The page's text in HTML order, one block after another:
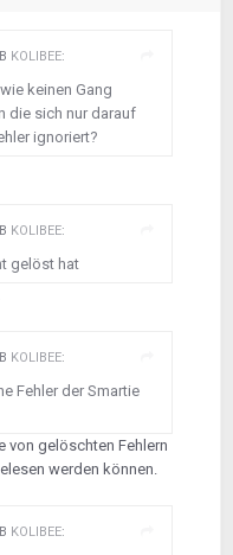
KOLIBEE:
keinen Gang
die sich nur darauf
ignoriert?
KOLIBEE:
gelöst hat
KOLIBEE:
Fehler der Smartie
von gelöschten Fehlern
werden können.
KOLIBEE: